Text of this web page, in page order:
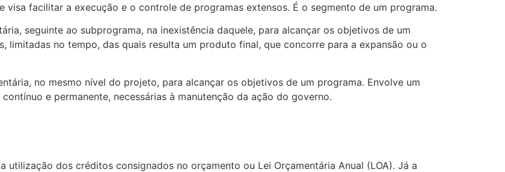
visa facilitar a execução e o controle de programas extensos. É o segmento de um programa.
seguinte ao subprograma, na inexistência daquele, para alcançar os objetivos de um
limitadas no tempo, das quais resulta um produto final, que concorre para a expansão ou o
no mesmo nível do projeto, para alcançar os objetivos de um programa. Envolve um
e permanente, necessárias à manutenção da ação do governo.
utilização dos créditos consignados no orçamento ou Lei Orçamentária Anual (LOA). Já a